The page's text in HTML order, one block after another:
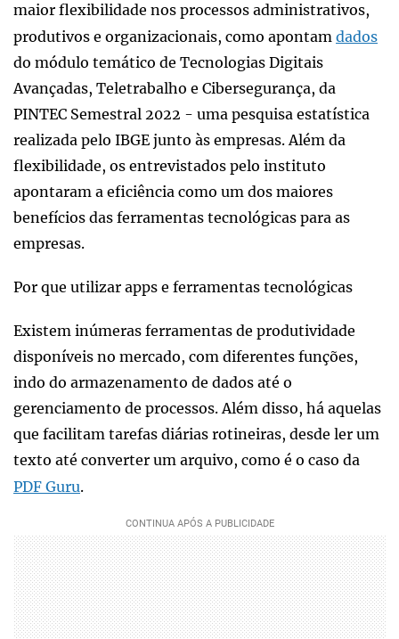
maior flexibilidade nos processos administrativos,
produtivos e organizacionais, como apontam dados
do módulo temático de Tecnologias Digitais
Avançadas, Teletrabalho e Cibersegurança, da
PINTEC Semestral 2022 - uma pesquisa estatística
realizada pelo IBGE junto às empresas. Além da
flexibilidade, os entrevistados pelo instituto
apontaram a eficiência como um dos maiores
benefícios das ferramentas tecnológicas para as
empresas.
Por que utilizar apps e ferramentas tecnológicas
Existem inúmeras ferramentas de produtividade
disponíveis no mercado, com diferentes funções,
indo do armazenamento de dados até o
gerenciamento de processos. Além disso, há aquelas
que facilitam tarefas diárias rotineiras, desde ler um
texto até converter um arquivo, como é o caso da
PDF Guru.